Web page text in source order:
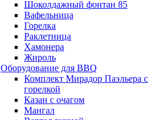
Шоколдажный фонтан 85
Вафельница
Горелка
Раклетница
Хамонера
Жироль
Оборудование для BBQ
Комплект Мирадор Паэльера с
горелкой
Казан с очагом
Мангал